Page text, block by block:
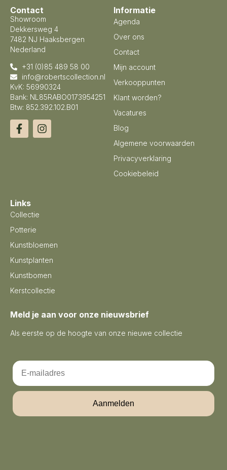
Contact
Showroom
Dekkersweg 4
7482 NJ Haaksbergen
Nederland
+31 (0)85 489 58 00
info@robertscollection.nl
KvK: 56990324
Bank: NL85RABO0173954251
Btw: 852.392.102.B01
Informatie
Agenda
Over ons
Contact
Mijn account
Verkooppunten
Klant worden?
Vacatures
Blog
Algemene voorwaarden
Privacyverklaring
Cookiebeleid
Links
Collectie
Potterie
Kunstbloemen
Kunstplanten
Kunstbomen
Kerstcollectie
Meld je aan voor onze nieuwsbrief
Als eerste op de hoogte van onze nieuwe collectie
Email
Aanmelden